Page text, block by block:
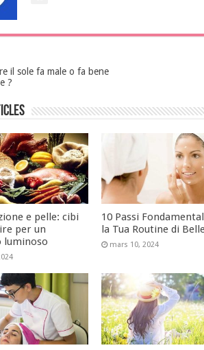
il sole fa male o fa bene
?
e pelle: cibi
per un
luminoso
10 Passi
la Tua Routine di
mars 10, 2024